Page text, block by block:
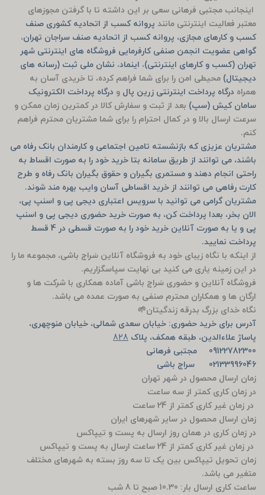
اینجانب مجتبی فرهانی سعی بر این داشته تا با گرفتن مجوزهای
معتبر فعالیت اینترنتی مانند پروانه کسب از اتحادیه کشوری صنف
کسب و کارهای مجازی، پروانه کسب از اتحادیه صنف سراجان تهران،
گواهی عضویت انجمن صنفی کارفرمایی فروشگاه های اینترنتی شهر
تهران (کسب و کارهای اینترنتی)، اینماد، نشان ملی ثبت (رسانه های
دیجیتال) محیطی امن را برای شما فراهم کرده، تا خریدی آسان به
همراه درگاه پرداخت اینترنتی زرین پال و درگاه پرداخت الکترونیک
سامان کیش (سپ) بعد از ثبت و سفارش کالا در کمترین زمان ممکن و
سرعت ارسال بالا و در کمال احترام را برای شما مشتریان محترم فراهم
کنم.
مشتریان عزیزی که بازنشسته تامین اجتماعی و کارمندان بانک رفاه می
باشند، می توانند از طریق سامانه بتا خرید خود را به صورت اقساط به
راحتی انجام دهند و مستمری بگیران و حقوق بگیران بانک رفاه و طرح
کارت رفاهی می توانند از خرید اقساطی آسان وایب بهره مند شوند.
مشتریان گرامی می توانید با سرویس اعتباری دیجی پی و اسنپ پی،
الان بخر، بعدا پرداخت کن، به صورت خرید حضوری دیجی پی و اسنپ
پی و یا به صورت آنلاین خرید خود را به صورت قسطی در 4 قسط
پرداخت نمایید.
از اینکه با نگاه زیبای خود به فروشگاه آنلاین سَراج باشی، مجموعه ما را
در این زمینه یاری می کنید بی نهایت سپاسگزاریم.
فروشگاه آنلاین و حضوری سَراج باشی آماده همکاری با شرکت ها و
ارگان ها و همکاران محترم صنفی به صورت عمده می باشد.
نگاه خدای بزرگ بدرقه زندگیتان🌱
آدرس برای خرید حضوری: خیابان سعدی شمالی، خیابان منوچهری،
پاساژ علاءالدین، طبقه همکف، پلاک 828
09122782300 مجتبی فرهانی
02133996046 سراج باشی
زمان ارسال محصول در شهر تهران
در زمان کاری کمتر از سه ساعت
در زمان غیر کاری کمتر از 24 ساعت
زمان ارسال محصول در سایر شهرهای ایران
در زمان کاری در همان روز ارسال به پست و تیپاکس
در زمان غیر کاری کمتر از 24 ساعت ارسال به پست و تیپاکس
زمان تحویل تیپاکس بین یک تا سه روز بسته به شهرهای مختلف
متغیر می باشد.
ساعت کاری ارسال بار: 10.30 صبح تا 8 شب